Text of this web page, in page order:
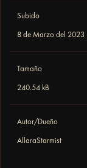
Subido
8 de Marzo del 2023
Tamaño
240.54 kB
Autor/Dueño
AllaraStarmist